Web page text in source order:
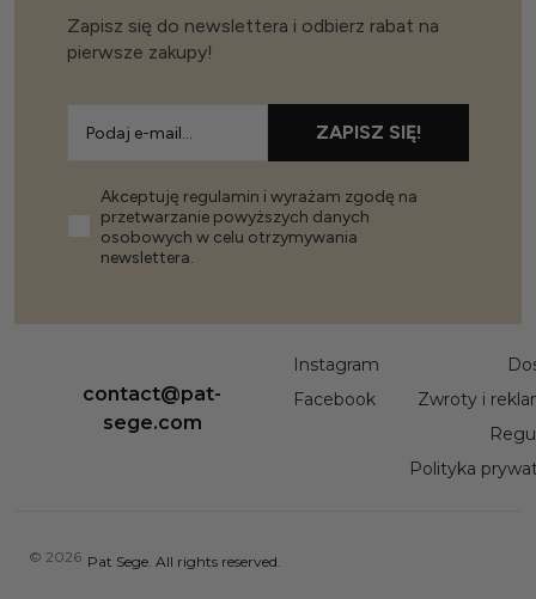
Zapisz się do newslettera i odbierz rabat na
pierwsze zakupy!
ZAPISZ SIĘ!
Akceptuję regulamin i wyrażam zgodę na
przetwarzanie powyższych danych
osobowych w celu otrzymywania
newslettera.
contact@pat-
sege.com
Instagram
Facebook
Zwroty i
Polityka
© 2026 Pat Sege. All rights reserved.